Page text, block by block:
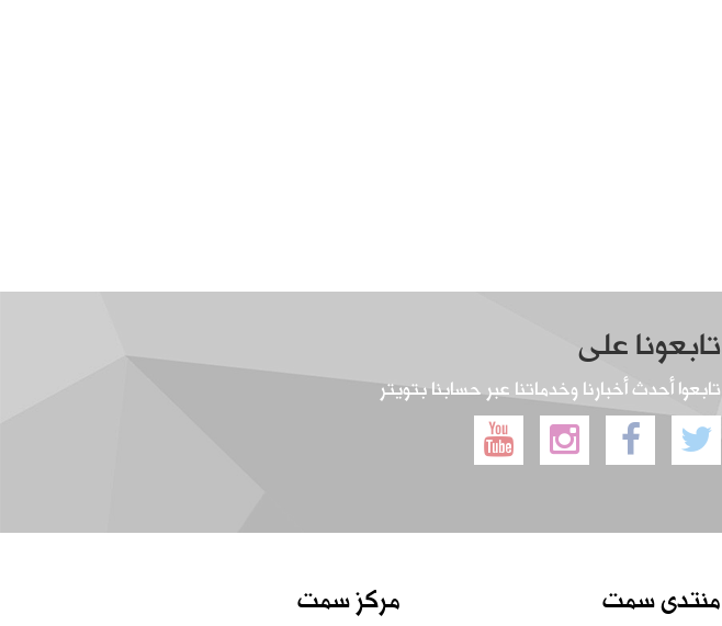
تابعونا على
تابعوا أحدث أخبارنا وخدماتنا عبر حسابنا بتويتر
منتدى سمت مركز سمت